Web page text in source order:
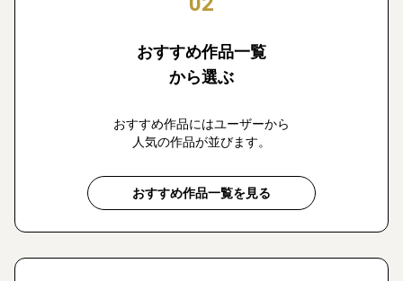
おすすめ作品一覧
から選ぶ
おすすめ作品にはユーザーから
人気の作品が並びます。
おすすめ作品一覧を見る